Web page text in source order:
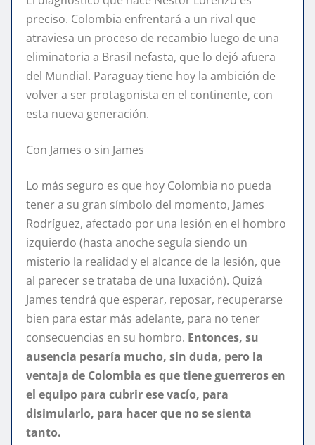
preciso. Colombia enfrentará a un rival que
atraviesa un proceso de recambio luego de una
eliminatoria a Brasil nefasta, que lo dejó afuera
del Mundial. Paraguay tiene hoy la ambición de
volver a ser protagonista en el continente, con
esta nueva generación.
Con James o sin James
Lo más seguro es que hoy Colombia no pueda
tener a su gran símbolo del momento, James
Rodríguez, afectado por una lesión en el hombro
izquierdo (hasta anoche seguía siendo un
misterio la realidad y el alcance de la lesión, que
al parecer se trataba de una luxación). Quizá
James tendrá que esperar, reposar, recuperarse
bien para estar más adelante, para no tener
consecuencias en su hombro. Entonces, su
ausencia pesaría mucho, sin duda, pero la
ventaja de Colombia es que tiene guerreros en
el equipo para cubrir ese vacío, para
disimularlo, para hacer que no se sienta
tanto.